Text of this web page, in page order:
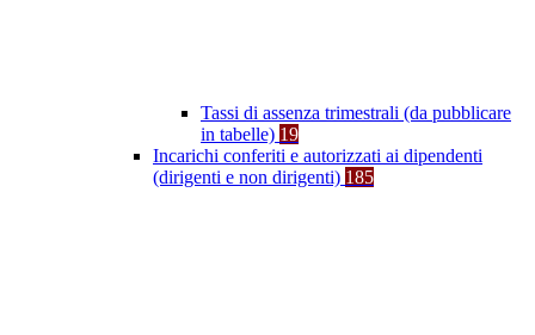
Tassi di assenza trimestrali (da pubblicare
in tabelle) 19
Incarichi conferiti e autorizzati ai dipendenti
(dirigenti e non dirigenti) 185